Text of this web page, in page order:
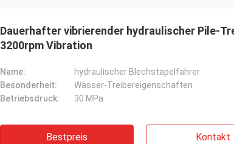
Dauerhafter vibrierender hydraulischer Pile-
3200rpm Vibration
Name:
hydraulischer Blechstapelfahrer
Besonderheit:
Wasser-Treibereigenschaften
Betriebsdruck:
30 MPa
Bestpreis Kontakt